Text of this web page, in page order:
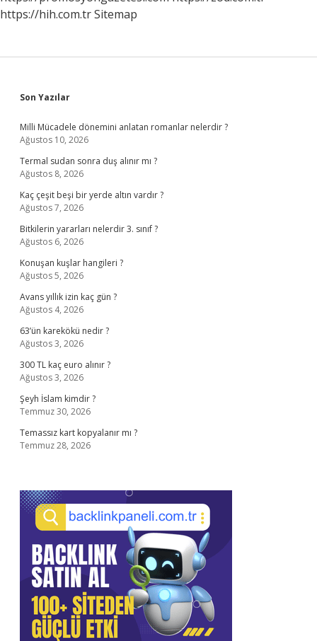
https://hih.com.trSitemap
Sidebar
Son Yazılar
Milli Mücadele dönemini anlatan romanlar nelerdir ?
Ağustos 10, 2026
Termal sudan sonra duş alınır mı ?
Ağustos 8, 2026
Kaç çeşit beşi bir yerde altın vardır ?
Ağustos 7, 2026
Bitkilerin yararları nelerdir 3. sınıf ?
Ağustos 6, 2026
Konuşan kuşlar hangileri ?
Ağustos 5, 2026
Avans yıllık izin kaç gün ?
Ağustos 4, 2026
63’ün karekökü nedir ?
Ağustos 3, 2026
300 TL kaç euro alınır ?
Ağustos 3, 2026
Şeyh İslam kimdir ?
Temmuz 30, 2026
Temassız kart kopyalanır mı ?
Temmuz 28, 2026